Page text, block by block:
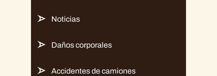
Noticias
Daños corporales
Accidentes de camiones